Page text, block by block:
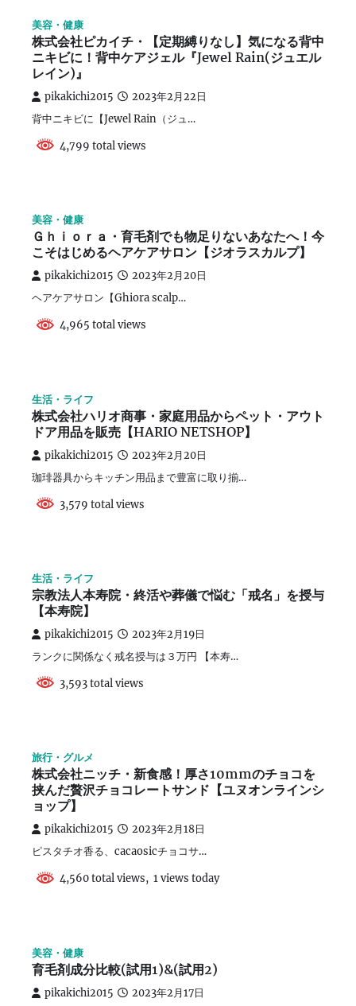
美容・健康
株式会社ピカイチ・【定期縛りなし】気になる背中
ニキビに！背中ケアジェル『Jewel Rain(ジュエル
レイン)』
pikakichi2015 2023年2月22日
背中ニキビに【Jewel Rain（ジュ…
4,799 total views
美容・健康
Ｇｈｉｏｒａ・育毛剤でも物足りないあなたへ！今
こそはじめるヘアケアサロン【ジオラスカルプ】
pikakichi2015 2023年2月20日
ヘアケアサロン【Ghiora scalp…
4,965 total views
生活・ライフ
株式会社ハリオ商事・家庭用品からペット・アウト
ドア用品を販売【HARIO NETSHOP】
pikakichi2015 2023年2月20日
珈琲器具からキッチン用品まで豊富に取り揃…
3,579 total views
生活・ライフ
宗教法人本寿院・終活や葬儀で悩む「戒名」を授与
【本寿院】
pikakichi2015 2023年2月19日
ランクに関係なく戒名授与は３万円 【本寿…
3,593 total views
旅行・グルメ
株式会社ニッチ・新食感！厚さ10mmのチョコを
挟んだ贅沢チョコレートサンド【ユヌオンラインシ
ョップ】
pikakichi2015 2023年2月18日
ピスタチオ香る、cacaosicチョコサ…
4,560 total views, 1 views today
美容・健康
育毛剤成分比較(試用1)&(試用2)
pikakichi2015 2023年2月17日